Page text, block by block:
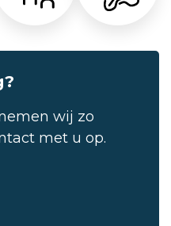
wij zo
met u op.